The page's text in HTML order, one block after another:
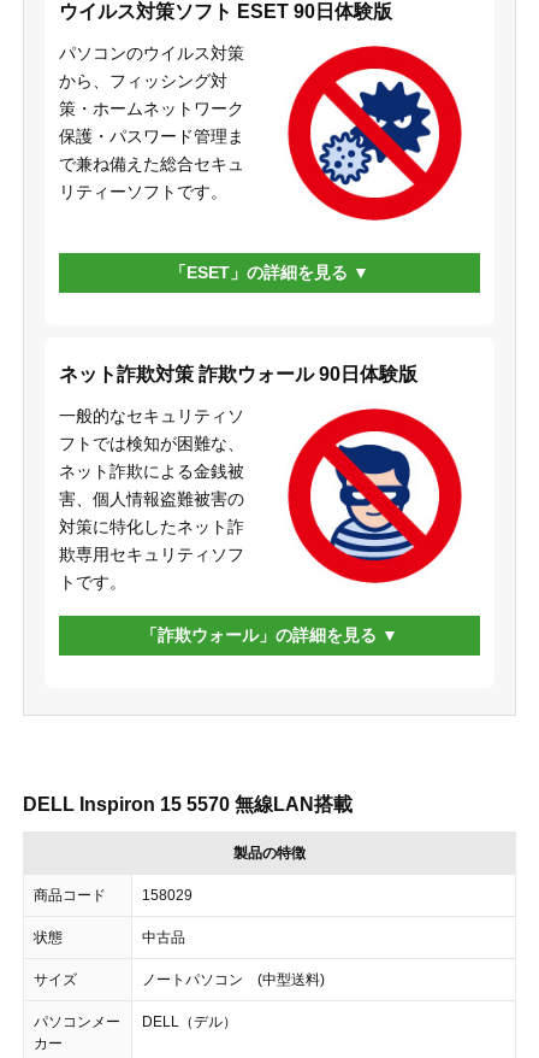
ウイルス対策ソフト ESET 90日体験版
パソコンのウイルス対策
から、フィッシング対
策・ホームネットワーク
保護・パスワード管理ま
で兼ね備えた総合セキュ
リティーソフトです。
「ESET」の詳細を見る
ネット詐欺対策 詐欺ウォール 90日体験版
一般的なセキュリティソ
フトでは検知が困難な、
ネット詐欺による金銭被
害、個人情報盗難被害の
対策に特化したネット詐
欺専用セキュリティソフ
トです。
「詐欺ウォール」の詳細を見る
DELL Inspiron 15 5570 無線LAN搭載
製品の特徴
商品コード 158029
状態 中古品
サイズ ノートパソコン (中型送料)
パソコンメー
カー
DELL（デル）